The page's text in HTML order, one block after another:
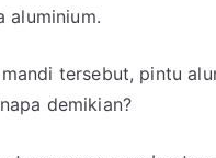
aluminium.
tersebut, pintu
demikian?